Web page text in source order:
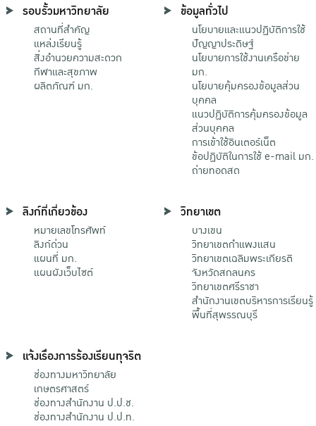
รอบรั้วมหาวิทยาลัย
สถานที่สำคัญ
แหล่งเรียนรู้
สิ่งอำนวยความสะดวก
กีฬาและสุขภาพ
ผลิตภัณฑ์ มก.
ข้อมูลทั่วไป
นโยบายและแนวปฏิบัติการใช้
ปัญญาประดิษฐ์
นโยบายการใช้งานเครือข่าย
มก.
นโยบายคุ้มครองข้อมูลส่วน
บุคคล
แนวปฏิบัติการคุ้มครองข้อมูล
ส่วนบุคคล
การเข้าใช้อินเตอร์เน็ต
ข้อปฏิบัติในการใช้ e-mail มก.
ถ่ายทอดสด
ลิงก์ที่เกี่ยวข้อง
หมายเลขโทรศัพท์
ลิงก์ด่วน
แผนที่ มก.
แผนผังเว็บไซต์
วิทยาเขต
บางเขน
วิทยาเขตกําแพงแสน
วิทยาเขตเฉลิมพระเกียรติ
จังหวัดสกลนคร
วิทยาเขตศรีราชา
สำนักงานเขตบริหารการเรียนรู้
พื้นที่สุพรรณบุรี
แจ้งเรื่องการร้องเรียนทุจริต
ช่องทางมหาวิทยาลัย
เกษตรศาสตร์
ช่องทางสำนักงาน ป.ป.ช.
ช่องทางสำนักงาน ป.ป.ท.